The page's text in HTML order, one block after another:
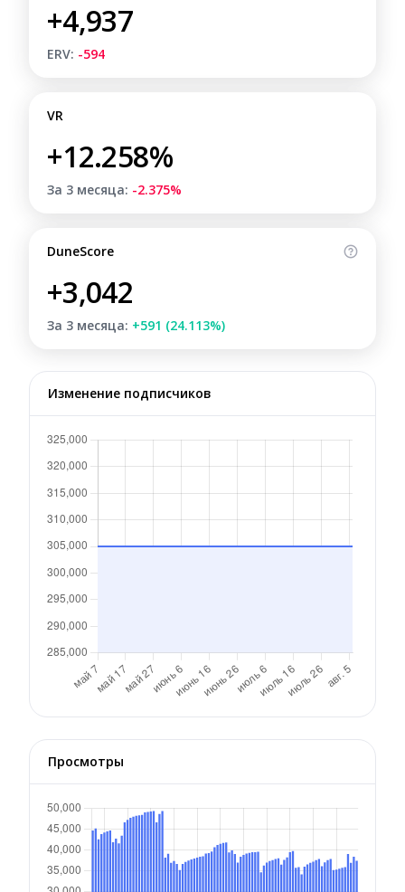
+4,937
ERV: -594
VR
+12.258%
За 3 месяца: -2.375%
DuneScore
+3,042
За 3 месяца: +591 (24.113%)
Изменение подписчиков
Просмотры